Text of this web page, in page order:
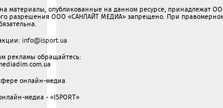
материалы, опубликованные на данном ресурсе, принадлежат
разрешения ООО «САНЛАЙТ МЕДИА» запрещено. При
info@isport.ua
рекламы обращайтесь:
онлайн-медиа
медиа - «ISPORT»